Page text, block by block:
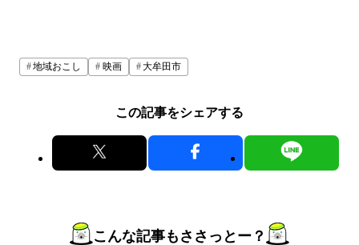
地域おこし 映画 大牟田市
この記事をシェアする
こんな記事もささっとー？